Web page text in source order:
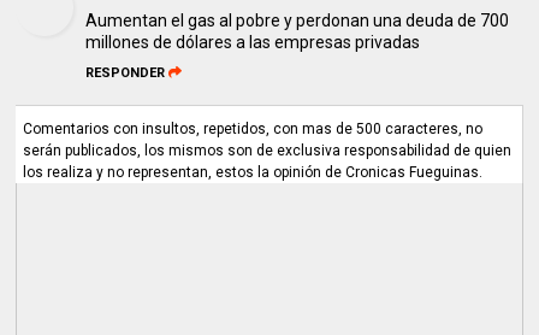
Aumentan el gas al pobre y perdonan una deuda de 700
millones de dólares a las empresas privadas
RESPONDER
Comentarios con insultos, repetidos, con mas de 500 caracteres, no
serán publicados, los mismos son de exclusiva responsabilidad de quien
los realiza y no representan, estos la opinión de Cronicas Fueguinas.